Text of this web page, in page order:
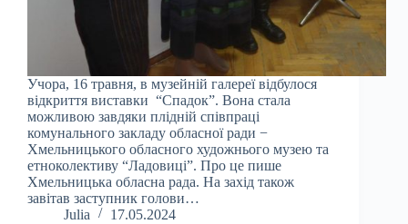
Учора, 16 травня, в музейній галереї відбулося
відкриття виставки “Спадок”. Вона стала
можливою завдяки плідній співпраці
комунального закладу обласної ради −
Хмельницького обласного художнього музею та
етноколективу “Ладовиці”. Про це пише
Хмельницька обласна рада. На захід також
завітав заступник голови…
Julia
17.05.2024